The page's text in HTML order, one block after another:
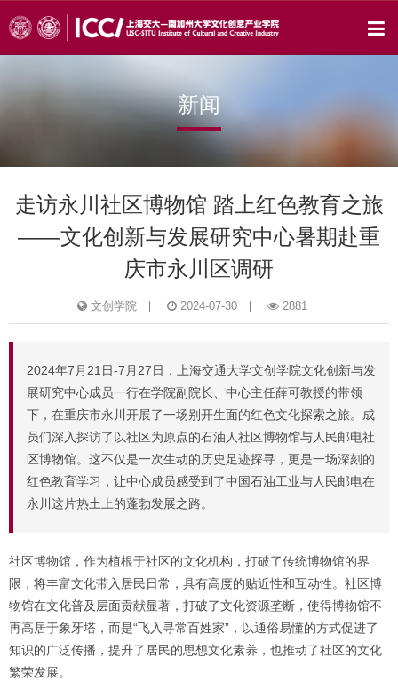
新闻
走访永川社区博物馆 踏上红色教育之旅
——文化创新与发展研究中心暑期赴重
庆市永川区调研
文创学院 2024-07-30 2881
2024年7月21日-7月27日，上海交通大学文创学院文化创新与发
展研究中心成员一行在学院副院长、中心主任薛可教授的带领
下，在重庆市永川开展了一场别开生面的红色文化探索之旅。成
员们深入探访了以社区为原点的石油人社区博物馆与人民邮电社
区博物馆。这不仅是一次生动的历史足迹探寻，更是一场深刻的
红色教育学习，让中心成员感受到了中国石油工业与人民邮电在
永川这片热土上的蓬勃发展之路。
社区博物馆，作为植根于社区的文化机构，打破了传统博物馆的界
限，将丰富文化带入居民日常，具有高度的贴近性和互动性。社区博
物馆在文化普及层面贡献显著，打破了文化资源垄断，使得博物馆不
再高居于象牙塔，而是“飞入寻常百姓家”，以通俗易懂的方式促进了
知识的广泛传播，提升了居民的思想文化素养，也推动了社区的文化
繁荣发展。